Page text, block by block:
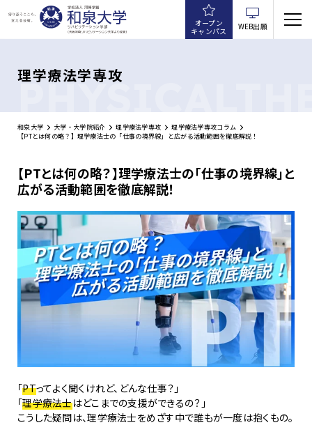
オープン
キャンパス
WEB出願
理学療法学専攻
和泉大学 大学・大学院紹介 理学療法学専攻
理学療法学専攻コラム
【PTとは何の略？】理学療法士の「仕事の境界線」と広がる活動範囲を徹底解説！
【PTとは何の略？】理学療法士の「仕事の境界線」と
広がる活動範囲を徹底解説！
「PTってよく聞くけれど、どんな仕事？」
「理学療法士はどこまでの支援ができるの？」
こうした疑問は、理学療法士をめざす中で誰もが一度は抱くもの。